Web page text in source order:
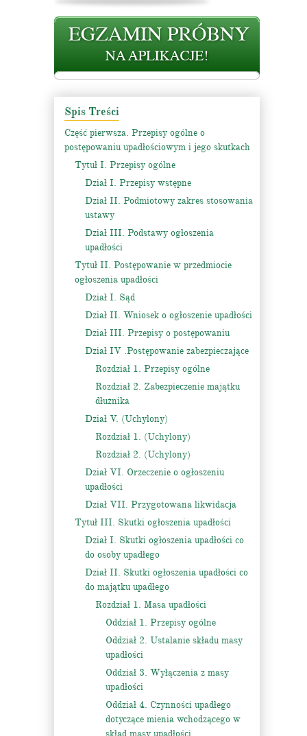
Spis Treści
Część pierwsza. Przepisy ogólne o
postępowaniu upadłościowym i jego skutkach
Tytuł I. Przepisy ogólne
Dział I. Przepisy wstępne
Dział II. Podmiotowy zakres stosowania
ustawy
Dział III. Podstawy ogłoszenia
upadłości
Tytuł II. Postępowanie w przedmiocie
ogłoszenia upadłości
Dział I. Sąd
Dział II. Wniosek o ogłoszenie upadłości
Dział III. Przepisy o postępowaniu
Dział IV .Postępowanie zabezpieczające
Rozdział 1. Przepisy ogólne
Rozdział 2. Zabezpieczenie majątku
dłużnika
Dział V. (Uchylony)
Rozdział 1. (Uchylony)
Rozdział 2. (Uchylony)
Dział VI. Orzeczenie o ogłoszeniu
upadłości
Dział VII. Przygotowana likwidacja
Tytuł III. Skutki ogłoszenia upadłości
Dział I. Skutki ogłoszenia upadłości co
do osoby upadłego
Dział II. Skutki ogłoszenia upadłości co
do majątku upadłego
Rozdział 1. Masa upadłości
Oddział 1. Przepisy ogólne
Oddział 2. Ustalanie składu masy
upadłości
Oddział 3. Wyłączenia z masy
upadłości
Oddział 4. Czynności upadłego
dotyczące mienia wchodzącego w